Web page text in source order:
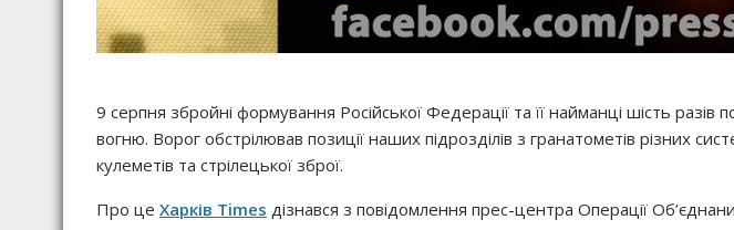
9 серпня збройні формування Російської Федерації та її найманці шість
вогню. Ворог обстрілював позиції наших підрозділів з гранатометів різних
кулеметів та стрілецької зброї.
Про це Харків Times дізнався з повідомлення прес-центра Операції